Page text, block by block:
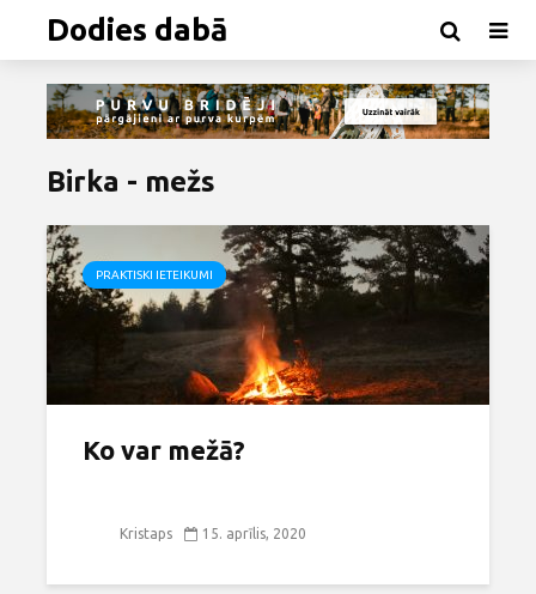
Dodies dabā
Birka - mežs
PRAKTISKI IETEIKUMI
Ko var mežā?
Kristaps 15. aprīlis, 2020